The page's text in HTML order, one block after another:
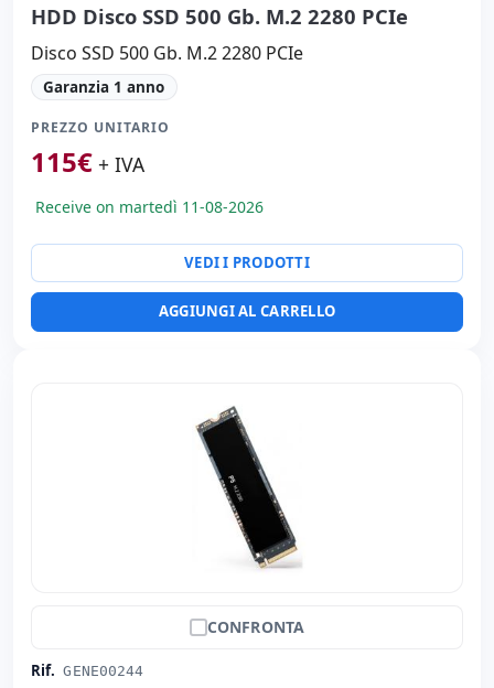
HDD Disco SSD 500 Gb. M.2 2280 PCIe
Disco SSD 500 Gb. M.2 2280 PCIe
Garanzia 1 anno
PREZZO UNITARIO
115€ + IVA
Receive on martedì 11-08-2026
VEDI I PRODOTTI
AGGIUNGI AL CARRELLO
CONFRONTA
Rif. GENE00244